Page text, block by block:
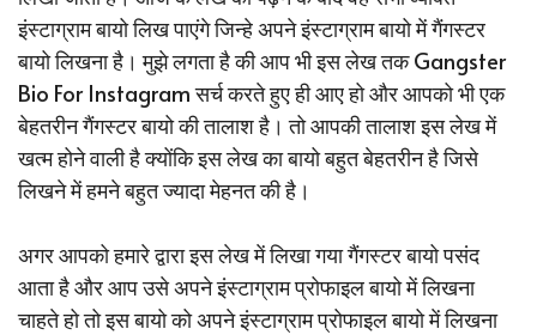
इंस्टाग्राम बायो लिख पाएंगे जिन्हे अपने इंस्टाग्राम बायो में गैंगस्टर
बायो लिखना है। मुझे लगता है की आप भी इस लेख तक Gangster
Bio For Instagram सर्च करते हुए ही आए हो और आपको भी एक
बेहतरीन गैंगस्टर बायो की तालाश है। तो आपकी तालाश इस लेख में
खत्म होने वाली है क्योंकि इस लेख का बायो बहुत बेहतरीन है जिसे
लिखने में हमने बहुत ज्यादा मेहनत की है।
अगर आपको हमारे द्वारा इस लेख में लिखा गया गैंगस्टर बायो पसंद
आता है और आप उसे अपने इंस्टाग्राम प्रोफाइल बायो में लिखना
चाहते हो तो इस बायो को अपने इंस्टाग्राम प्रोफाइल बायो में लिखना